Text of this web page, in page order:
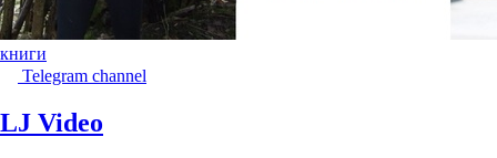
книги
Telegram channel
LJ Video